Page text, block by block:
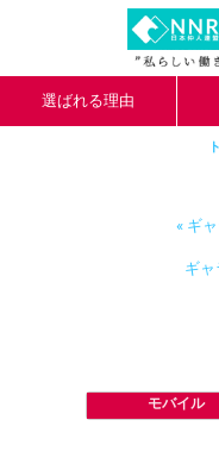
選ばれる理由
« ギ
ギ
モバイル